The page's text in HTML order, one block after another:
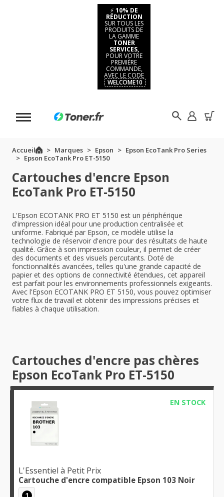
⚡ 10% DE
RÉDUCTION
SUR TOUS LES
PRODUITS DE
LA GAMME
TONER
SERVICES,
POUR VOTRE
PREMIÈRE
COMMANDE,
AVEC LE CODE
WELCOME10
Accueil Marques Epson
Epson EcoTank Pro Series
Epson EcoTank Pro ET-5150
Cartouches d'encre Epson
EcoTank Pro ET-5150
L'Epson ECOTANK PRO ET 5150 est un périphérique
d'impression idéal pour une production centralisée et
uniforme. Fabriqué par Epson, ce modèle utilise la
technologie de réservoir d'encre pour des résultats de haute
qualité. Grâce à son impression couleur, il permet de créer
des documents et des visuels percutants. Doté de
fonctionnalités avancées, telles qu'une grande capacité de
papier et des options de connectivité étendues, cet appareil
est parfait pour les environnements professionnels exigeants.
Avec l'Epson ECOTANK PRO ET 5150, vous pouvez optimiser
votre flux de travail et obtenir des impressions précises et
fiables à chaque utilisation.
Cartouches d'encre pas chères
Epson EcoTank Pro ET-5150
EN STOCK
L'Essentiel à Petit Prix
Cartouche d'encre compatible Epson 103 Noir